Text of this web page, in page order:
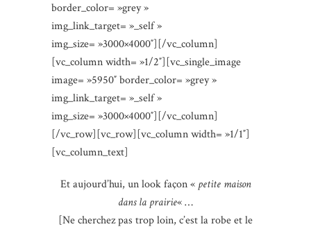
border_color= »grey »
img_link_target= »_self »
img_size= »3000×4000″][/vc_column]
[vc_column width= »1/2″][vc_single_image
image= »5950″ border_color= »grey »
img_link_target= »_self »
img_size= »3000×4000″][/vc_column]
[/vc_row][vc_row][vc_column width= »1/1″]
[vc_column_text]
Et aujourd’hui, un look façon « petite maison
dans la prairie« …
[Ne cherchez pas trop loin, c’est la robe et le